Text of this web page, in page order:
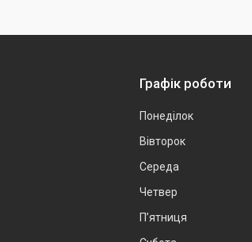
Графік роботи
Понеділок
Вівторок
Середа
Четвер
Пʼятниця